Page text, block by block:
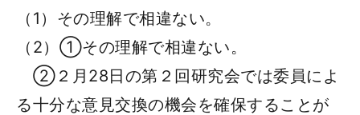
（1）その理解で相違ない。
（2）①その理解で相違ない。
②２月28日の第２回研究会では委員によ
る十分な意見交換の機会を確保することが